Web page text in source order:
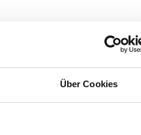
Über Cookies